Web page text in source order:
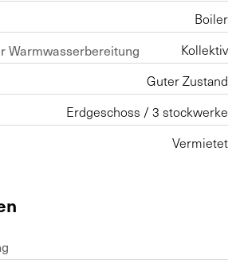
Boiler
Warmwasserbereitung Kollektiv
Guter Zustand
Erdgeschoss / 3 stockwerke
Vermietet